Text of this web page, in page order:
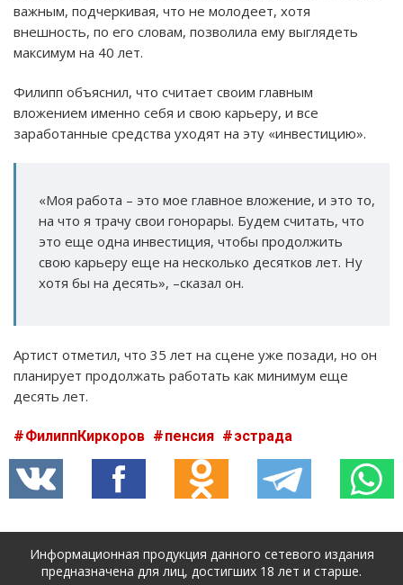
важным, подчеркивая, что не молодеет, хотя
внешность, по его словам, позволила ему выглядеть
максимум на 40 лет.
Филипп объяснил, что считает своим главным
вложением именно себя и свою карьеру, и все
заработанные средства уходят на эту «инвестицию».
«Моя работа – это мое главное вложение, и это то,
на что я трачу свои гонорары. Будем считать, что
это еще одна инвестиция, чтобы продолжить
свою карьеру еще на несколько десятков лет. Ну
хотя бы на десять», –сказал он.
Артист отметил, что 35 лет на сцене уже позади, но он
планирует продолжать работать как минимум еще
десять лет.
ФилиппКиркоров пенсия эстрада
Информационная продукция данного сетевого издания
предназначена для лиц, достигших 18 лет и старше.